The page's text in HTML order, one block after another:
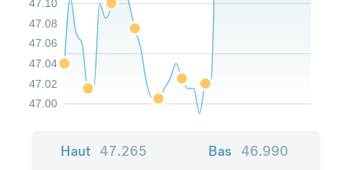
47.00
47.02
47.04
47.06
47.08
47.10
Haut 47.265 Bas 46.990